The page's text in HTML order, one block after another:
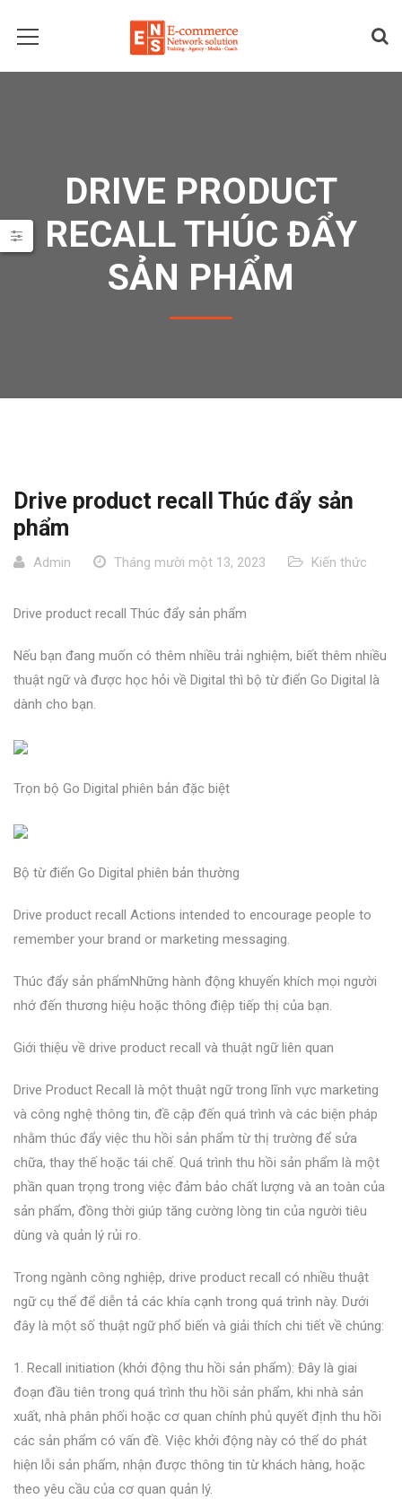
DRIVE PRODUCT
RECALL THÚC ĐẨY
SẢN PHẨM
Drive product recall Thúc đẩy sản
phẩm
Admin Tháng mười một 13, 2023 Kiến thức
Drive product recall Thúc đẩy sản phẩm
Nếu bạn đang muốn có thêm nhiều trải nghiệm, biết thêm nhiều
thuật ngữ và được học hỏi về Digital thì bộ từ điển Go Digital là
dành cho bạn.
Trọn bộ Go Digital phiên bản đặc biệt
Bộ từ điển Go Digital phiên bản thường
Drive product recall Actions intended to encourage people to
remember your brand or marketing messaging.
Thúc đẩy sản phẩmNhững hành động khuyến khích mọi người
nhớ đến thương hiệu hoặc thông điệp tiếp thị của bạn.
Giới thiệu về drive product recall và thuật ngữ liên quan
Drive Product Recall là một thuật ngữ trong lĩnh vực marketing
và công nghệ thông tin, đề cập đến quá trình và các biện pháp
nhằm thúc đẩy việc thu hồi sản phẩm từ thị trường để sửa
chữa, thay thế hoặc tái chế. Quá trình thu hồi sản phẩm là một
phần quan trọng trong việc đảm bảo chất lượng và an toàn của
sản phẩm, đồng thời giúp tăng cường lòng tin của người tiêu
dùng và quản lý rủi ro.
Trong ngành công nghiệp, drive product recall có nhiều thuật
ngữ cụ thể để diễn tả các khía cạnh trong quá trình này. Dưới
đây là một số thuật ngữ phổ biến và giải thích chi tiết về chúng:
1. Recall initiation (khởi động thu hồi sản phẩm): Đây là giai
đoạn đầu tiên trong quá trình thu hồi sản phẩm, khi nhà sản
xuất, nhà phân phối hoặc cơ quan chính phủ quyết định thu hồi
các sản phẩm có vấn đề. Việc khởi động này có thể do phát
hiện lỗi sản phẩm, nhận được thông tin từ khách hàng, hoặc
theo yêu cầu của cơ quan quản lý.